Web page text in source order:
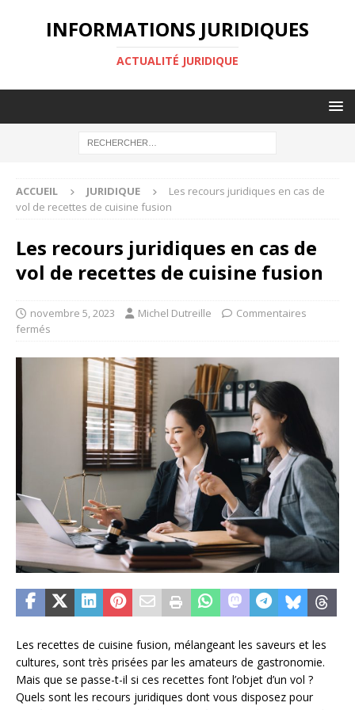
INFORMATIONS JURIDIQUES
ACTUALITÉ JURIDIQUE
ACCUEIL JURIDIQUE
Les recours juridiques en cas de
vol de recettes de cuisine fusion
Les recours juridiques en cas de
vol de recettes de cuisine fusion
novembre 5, 2023 Michel Dutreille
Commentaires
fermés
Les recettes de cuisine fusion, mélangeant les saveurs et les
cultures, sont très prisées par les amateurs de gastronomie.
Mais que se passe-t-il si ces recettes font l’objet d’un vol ?
Quels sont les recours juridiques dont vous disposez pour